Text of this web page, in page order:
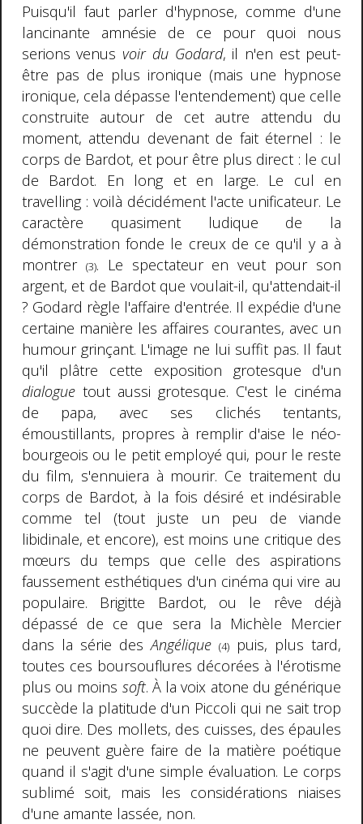
Puisqu'il faut parler d'hypnose, comme d'une
lancinante amnésie de ce pour quoi nous
serions venus voir du Godard, il n'en est peut-
être pas de plus ironique (mais une hypnose
ironique, cela dépasse l'entendement) que celle
construite autour de cet autre attendu du
moment, attendu devenant de fait éternel : le
corps de Bardot, et pour être plus direct : le cul
de Bardot. En long et en large. Le cul en
travelling : voilà décidément l'acte unificateur. Le
caractère quasiment ludique de la
démonstration fonde le creux de ce qu'il y a à
montrer (3). Le spectateur en veut pour son
argent, et de Bardot que voulait-il, qu'attendait-il
? Godard règle l'affaire d'entrée. Il expédie d'une
certaine manière les affaires courantes, avec un
humour grinçant. L'image ne lui suffit pas. Il faut
qu'il plâtre cette exposition grotesque d'un
dialoguetout aussi grotesque. C'est le cinéma
de papa, avec ses clichés tentants,
émoustillants, propres à remplir d'aise le néo-
bourgeois ou le petit employé qui, pour le reste
du film, s'ennuiera à mourir. Ce traitement du
corps de Bardot, à la fois désiré et indésirable
comme tel (tout juste un peu de viande
libidinale, et encore), est moins une critique des
mœurs du temps que celle des aspirations
faussement esthétiques d'un cinéma qui vire au
populaire. Brigitte Bardot, ou le rêve déjà
dépassé de ce que sera la Michèle Mercier
dans la série desAngélique(4)
puis, plus tard,
toutes ces boursouflures décorées à l'érotisme
plus ou moins soft. À la voix atone du générique
succède la platitude d'un Piccoli qui ne sait trop
quoi dire. Des mollets, des cuisses, des épaules
ne peuvent guère faire de la matière poétique
quand il s'agit d'une simple évaluation. Le corps
sublimé soit, mais les considérations niaises
d'une amante lassée, non.